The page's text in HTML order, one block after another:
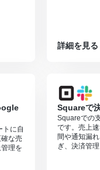
詳細を見る
トに自
な売
理を
Squareで
Squareでの
です。売上
間や通知漏
ぎ、決済管